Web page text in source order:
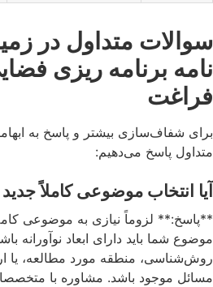
سوالات متداول در
نامه برنامه ریزی
فراغت
برای شفاف‌سازی بیشتر و پاسخ به
متداول پاسخ می‌دهیم:
آیا انتخاب موضوعی کاملاً
**پاسخ:** لزوماً نیازی به موضوعی
موضوع شما باید دارای ابعاد نوآورانه
روش‌شناسی، منطقه مورد مطالعه، یا
مسائل موجود باشد. مشاوره با